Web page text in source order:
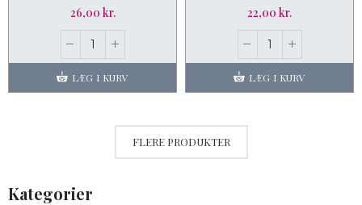
26,00 kr.
LÆG I KURV
22,00 kr.
LÆG I KURV
FLERE PRODUKTER
Kategorier